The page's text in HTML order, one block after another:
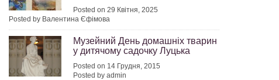
Posted on 29 Квітня, 2025
Posted by Валентина Єфімова
Музейний День домашніх тварин
у дитячому садочку Луцька
Posted on 14 Грудня, 2015
Posted by admin